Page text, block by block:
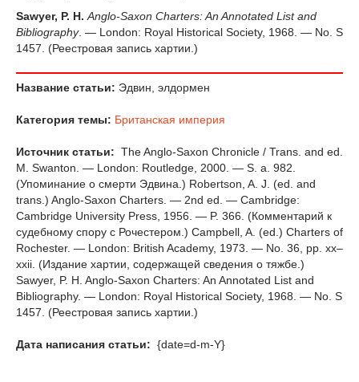
Sawyer, P. H. Anglo-Saxon Charters: An Annotated List and
Bibliography. — London: Royal Historical Society, 1968. — No. S
1457. (Реестровая запись хартии.)
Название статьи: Эдвин, элдормен
Категория темы: Британская империя
Источник статьи: The Anglo-Saxon Chronicle / Trans. and ed.
M. Swanton. — London: Routledge, 2000. — S. a. 982.
(Упоминание о смерти Эдвина.) Robertson, A. J. (ed. and
trans.) Anglo-Saxon Charters. — 2nd ed. — Cambridge:
Cambridge University Press, 1956. — P. 366. (Комментарий к
судебному спору с Рочестером.) Campbell, A. (ed.) Charters of
Rochester. — London: British Academy, 1973. — No. 36, pp. xx–
xxii. (Издание хартии, содержащей сведения о тяжбе.)
Sawyer, P. H. Anglo-Saxon Charters: An Annotated List and
Bibliography. — London: Royal Historical Society, 1968. — No. S
1457. (Реестровая запись хартии.)
Дата написания статьи: {date=d-m-Y}